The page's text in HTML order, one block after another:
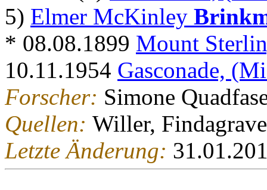
5) Elmer McKinley
* 08.08.1899 Mount
10.11.1954 Gasconade,
Forscher: Simone
Quellen: Willer, Findagrave
Letzte Änderung: